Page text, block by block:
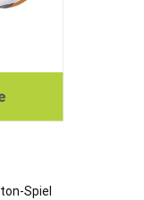
Spiel